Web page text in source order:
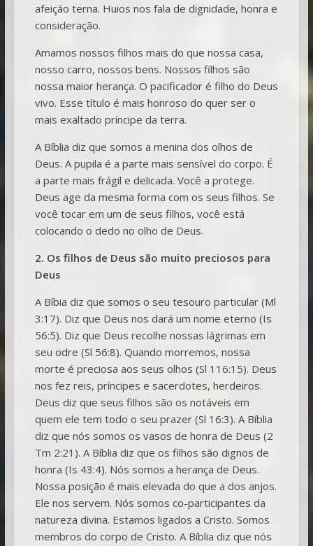
afeição terna. Huios nos fala de dignidade, honra e
consideração.
Amamos nossos filhos mais do que nossa casa,
nosso carro, nossos bens. Nossos filhos são
nossa maior herança. O pacificador é filho do Deus
vivo. Esse título é mais honroso do quer ser o
mais exaltado príncipe da terra.
A Bíblia diz que somos a menina dos olhos de
Deus. A pupila é a parte mais sensível do corpo. É
a parte mais frágil e delicada. Você a protege.
Deus age da mesma forma com os seus filhos. Se
você tocar em um de seus filhos, você está
colocando o dedo no olho de Deus.
2. Os filhos de Deus são muito preciosos para
Deus
A Bíbia diz que somos o seu tesouro particular (Ml
3:17). Diz que Deus nos dará um nome eterno (Is
56:5). Diz que Deus recolhe nossas lágrimas em
seu odre (Sl 56:8). Quando morremos, nossa
morte é preciosa aos seus olhos (Sl 116:15). Deus
nos fez reis, príncipes e sacerdotes, herdeiros.
Deus diz que seus filhos são os notáveis em
quem ele tem todo o seu prazer (Sl 16:3). A Bíblia
diz que nós somos os vasos de honra de Deus (2
Tm 2:21). A Bíblia diz que os filhos são dignos de
honra (Is 43:4). Nós somos a herança de Deus.
Nossa posição é mais elevada do que a dos anjos.
Ele nos servem. Nós somos co-participantes da
natureza divina. Estamos ligados a Cristo. Somos
membros do corpo de Cristo. A Bíblia diz que nós